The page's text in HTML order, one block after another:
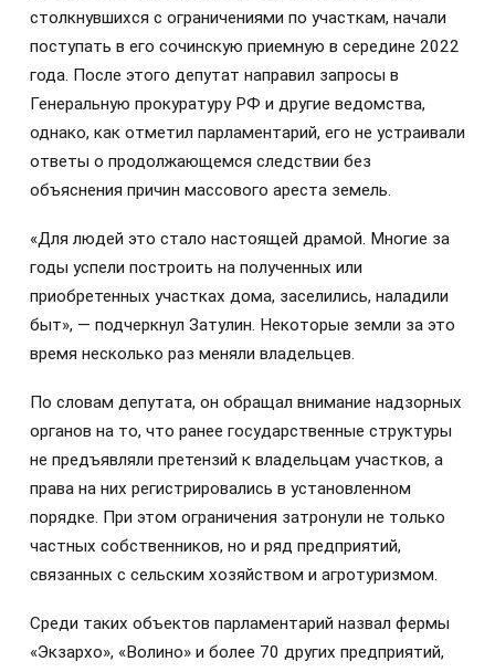
столкнувшихся с ограничениями по участкам, начали
поступать в его сочинскую приемную в середине 2022
года. После этого депутат направил запросы в
Генеральную прокуратуру РФ и другие ведомства,
однако, как отметил парламентарий, его не устраивали
ответы о продолжающемся следствии без
объяснения причин массового ареста земель.
«Для людей это стало настоящей драмой. Многие за
годы успели построить на полученных или
приобретенных участках дома, заселились, наладили
быт», — подчеркнул Затулин. Некоторые земли за это
время несколько раз меняли владельцев.
По словам депутата, он обращал внимание надзорных
органов на то, что ранее государственные структуры
не предъявляли претензий к владельцам участков, а
права на них регистрировались в установленном
порядке. При этом ограничения затронули не только
частных собственников, но и ряд предприятий,
связанных с сельским хозяйством и агротуризмом.
Среди таких объектов парламентарий назвал фермы
«Экзархо», «Волино» и более 70 других предприятий,